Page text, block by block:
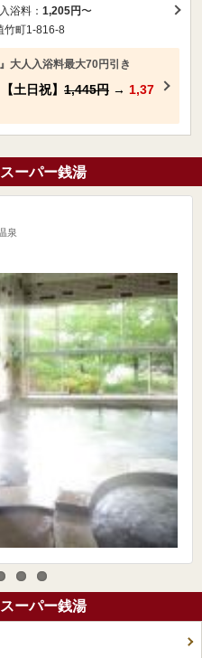
入浴料： 1,205円〜
竹町1-816-8
大人入浴料最大70円引き
土日祝】 1,445円 → 1,37
ーパー銭湯
泉
ーパー銭湯